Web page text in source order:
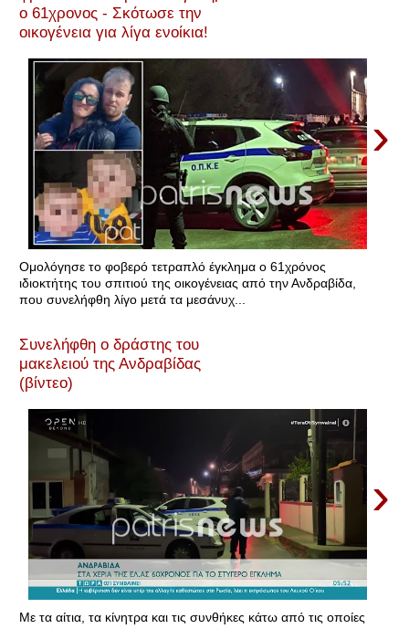
ο 61χρονος - Σκότωσε την
οικογένεια για λίγα ενοίκια!
›
Ομολόγησε το φοβερό τετραπλό έγκλημα ο 61χρόνος
ιδιοκτήτης του σπιτιού της οικογένειας από την Ανδραβίδα,
που συνελήφθη λίγο μετά τα μεσάνυχ...
Συνελήφθη ο δράστης του
μακελειού της Ανδραβίδας
(βίντεο)
›
Με τα αίτια, τα κίνητρα και τις συνθήκες κάτω από τις οποίες